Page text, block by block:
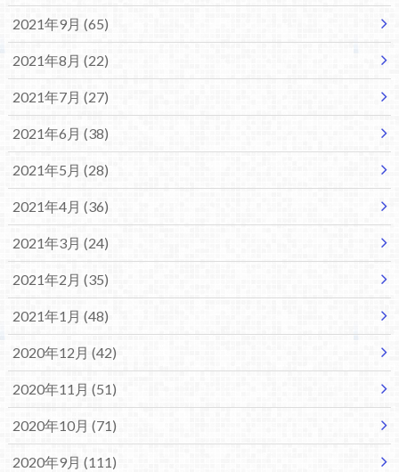
2021年9月 (65)
2021年8月 (22)
2021年7月 (27)
2021年6月 (38)
2021年5月 (28)
2021年4月 (36)
2021年3月 (24)
2021年2月 (35)
2021年1月 (48)
2020年12月 (42)
2020年11月 (51)
2020年10月 (71)
2020年9月 (111)